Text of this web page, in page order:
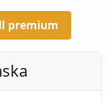
premium